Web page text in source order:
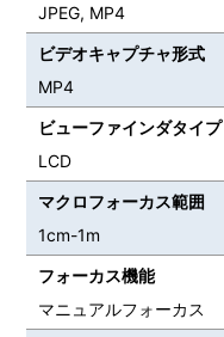
JPEG, MP4
ビデオキャプチャ形式
MP4
ビューファインダタイプ
LCD
マクロフォーカス範囲
1cm-1m
フォーカス機能
マニュアルフォーカス